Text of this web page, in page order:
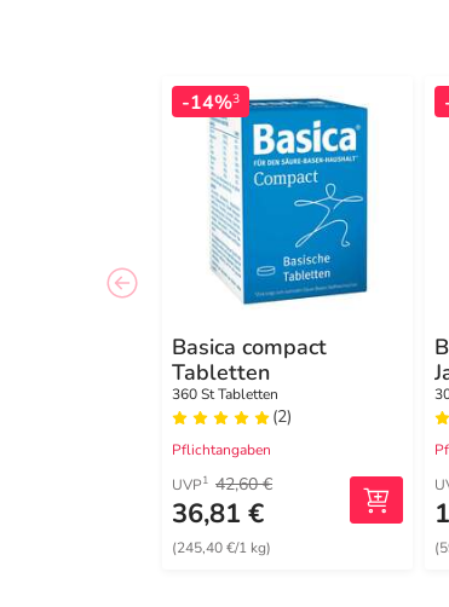
-14%3
Basica compact
Tabletten
360 St Tabletten
(2)
Pflichtangaben
UVP1 42,60 €
36,81 €
(245,40 €/1 kg)